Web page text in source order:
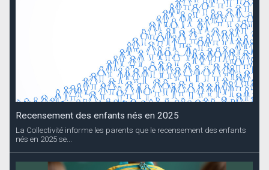
Recensement des enfants nés en 2025
La Collectivité informe les parents que le recensement des enfants
nés en 2025 se...